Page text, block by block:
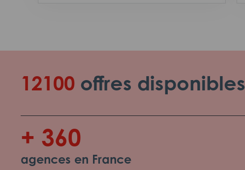
12100 offres disponibles
+ 360
agences en France